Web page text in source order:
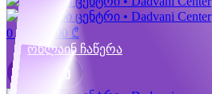
0 items 0,00 ₾
ონლაინ ჩაწერა